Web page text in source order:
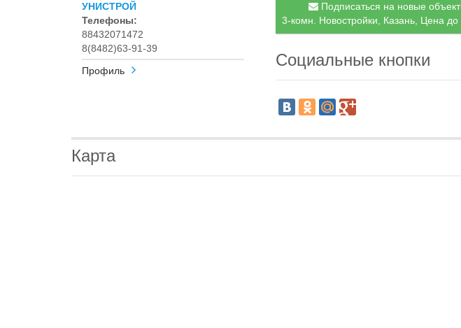
УНИСТРОЙ
Телефоны:
88432071472
8(8482)63-91-39
Профиль
Подписаться на новые
3-комн. Новостройки, Казань, Цена
Социальные кнопки
Карта